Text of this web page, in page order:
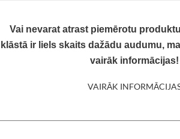
Vai nevarat atrast piemērotu
klāstā ir liels skaits dažādu audumu,
vairāk informācijas!
VAIRĀK